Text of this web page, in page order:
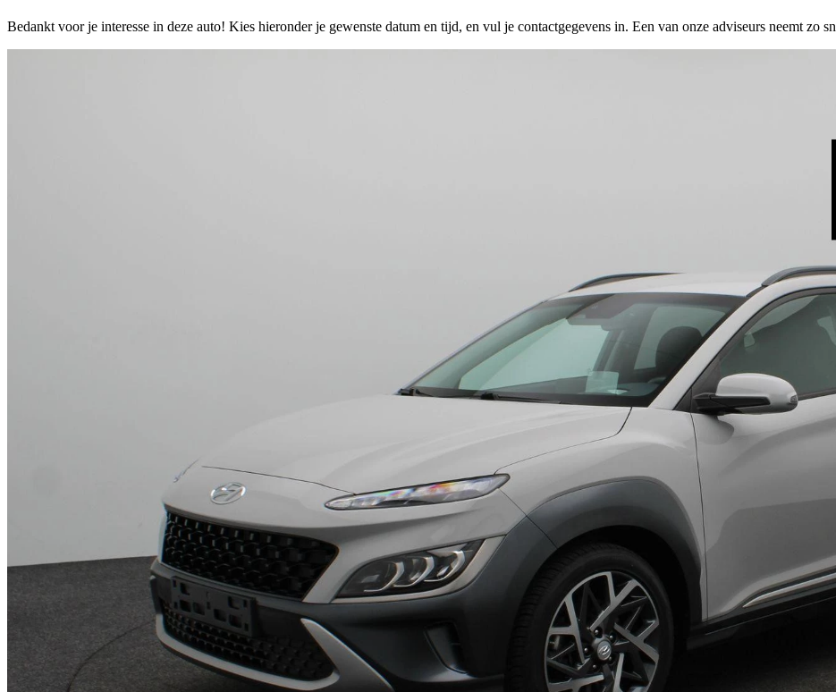
Bedankt voor je interesse in deze auto! Kies hieronder je gewenste datum en tijd, en vul je contactgegevens in. Een van onze adviseurs neemt zo